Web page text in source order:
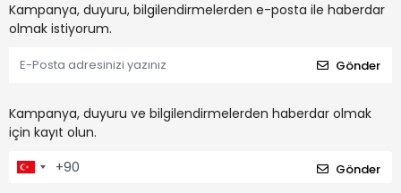
Kampanya, duyuru, bilgilendirmelerden e-posta ile haberdar
olmak istiyorum.
Gönder
Kampanya, duyuru ve bilgilendirmelerden haberdar olmak
için kayıt olun.
Gönder